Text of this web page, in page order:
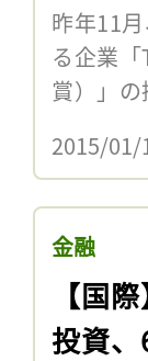
昨年11
る企業
賞）」
2015/01/
金融
【国
投資